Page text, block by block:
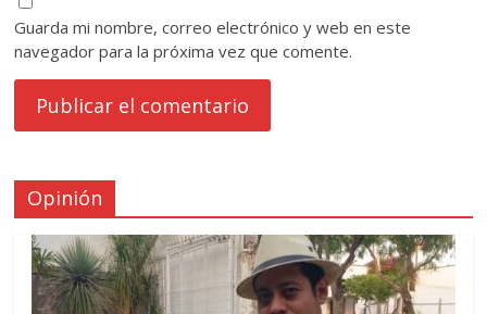
Guarda mi nombre, correo electrónico y web en este
navegador para la próxima vez que comente.
Opinión